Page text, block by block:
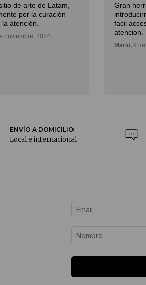
de arte de Latam,
por la curación
atención.
noviembre, 2024
Gran
facil
atencion.
Mario, 9
ENVÍO A DOMICILIO
Local e internacional